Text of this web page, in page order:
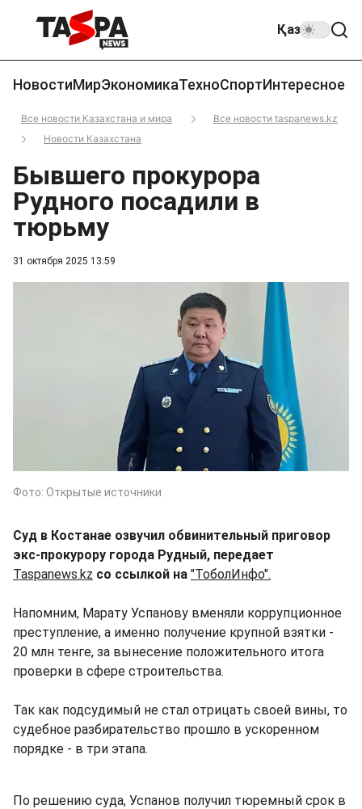
Қаз
НовостиМирЭкономикаТехноСпортИнтересное
Все новости Казахстана и мира
Все новости taspanews.kz
Новости Казахстана
31 октября 2025 13:59
Бывшего прокурора
Рудного посадили в
тюрьму
Фото: Открытые источники
Суд в Костанае озвучил обвинительный приговор
экс-прокурору города Рудный, передает
Taspanews.kz со ссылкой на "ТоболИнфо".
Напомним, Марату Успанову вменяли коррупционное
преступление, а именно получение крупной взятки -
20 млн тенге, за вынесение положительного итога
проверки в сфере строительства.
Так как подсудимый не стал отрицать своей вины, то
судебное разбирательство прошло в ускоренном
порядке - в три этапа.
По решению суда, Успанов получил тюремный срок в